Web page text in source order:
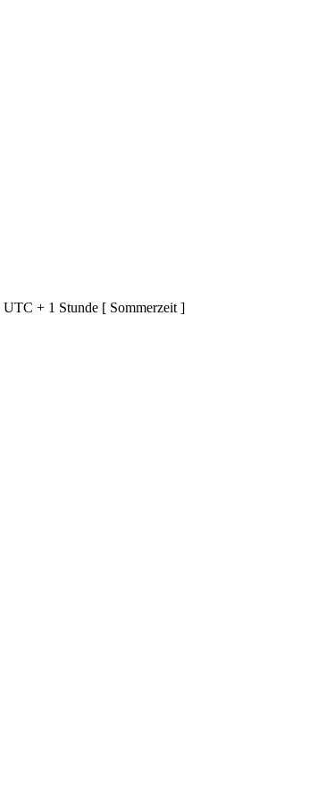
+ 1 Stunde [ Sommerzeit ]